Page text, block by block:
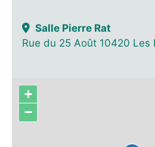
Salle Pierre Rat
Rue du 25 Août 10420 Les
+
−